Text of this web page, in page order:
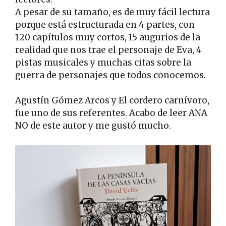
A pesar de su tamaño, es de muy fácil lectura
porque está estructurada en 4 partes, con
120 capítulos muy cortos, 15 augurios de la
realidad que nos trae el personaje de Eva, 4
pistas musicales y muchas citas sobre la
guerra de personajes que todos conocemos.
Agustín Gómez Arcos y El cordero carnívoro,
fue uno de sus referentes. Acabo de leer ANA
NO de este autor y me gustó mucho.